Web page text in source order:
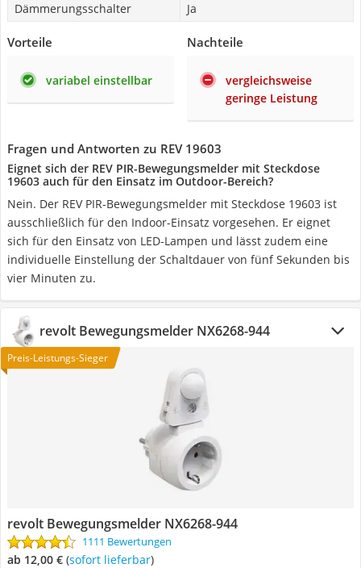
Dämmerungsschalter Ja
Vorteile
variabel einstellbar
Nachteile
vergleichsweise
geringe Leistung
Fragen und Antworten zu REV 19603
Eignet sich der REV PIR-Bewegungsmelder mit Steckdose
19603 auch für den Einsatz im Outdoor-Bereich?
Nein. Der REV PIR-Bewegungsmelder mit Steckdose 19603 ist
ausschließlich für den Indoor-Einsatz vorgesehen. Er eignet
sich für den Einsatz von LED-Lampen und lässt zudem eine
individuelle Einstellung der Schaltdauer von fünf Sekunden bis
vier Minuten zu.
revolt Bewegungsmelder NX6268-944
Preis-Leistungs-Sieger
revolt Bewegungsmelder NX6268-944
1111 Bewertungen
ab 12,00 € ( Sofort lieferbar)